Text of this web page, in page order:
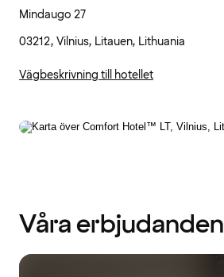
Mindaugo 27
03212, Vilnius, Litauen, Lithuania
Vägbeskrivning till hotellet
Våra erbjudanden